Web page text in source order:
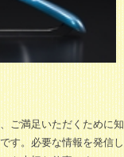
ご満足いただくために知
す。必要な情報を発信し